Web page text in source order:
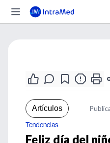
Artículos
Tendencias
Feliz día del